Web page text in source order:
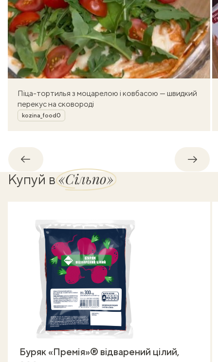
Піца-тортилья з моцарелою і ковбасою — швидкий
перекус на сковороді
Автор
kozina_food0
Назад
Купуй в«Сільпо»
Буряк «Премія»® відварений цілий,